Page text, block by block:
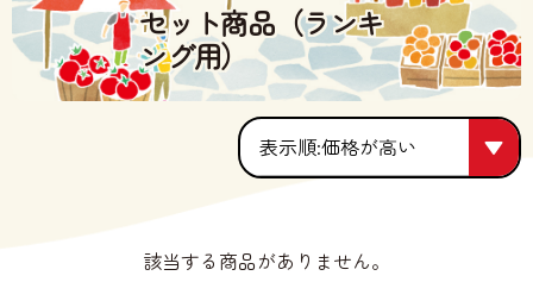
セット商品（ランキ
ング用）
人気順
価格が高い
該当する商品がありません。